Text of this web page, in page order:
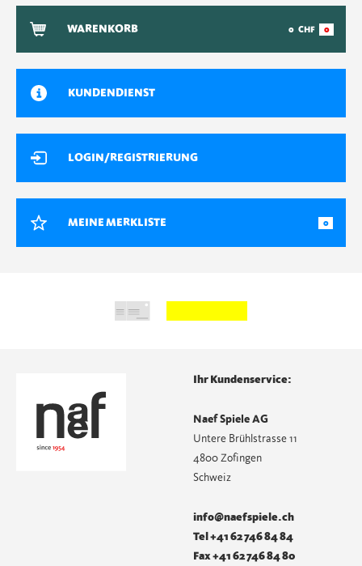
WARENKORB 0 CHF 0
KUNDENDIENST
LOGIN/REGISTRIERUNG
MEINE MERKLISTE 0
Ihr Kundenservice:
Naef Spiele AG
Untere Brühlstrasse 11
4800 Zofingen
Schweiz
info@naefspiele.ch
Tel +41 62 746 84 84
Fax +41 62 746 84 80